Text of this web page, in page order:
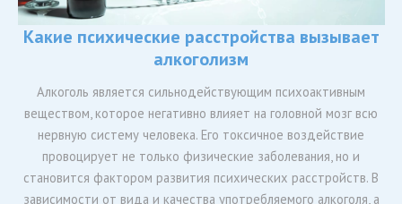
Какие психические расстройства вызывает
алкоголизм
Алкоголь является сильнодействующим психоактивным
веществом, которое негативно влияет на головной мозг всю
нервную систему человека. Его токсичное воздействие
провоцирует не только физические заболевания, но и
становится фактором развития психических расстройств. В
зависимости от вида и качества употребляемого алкоголя, а